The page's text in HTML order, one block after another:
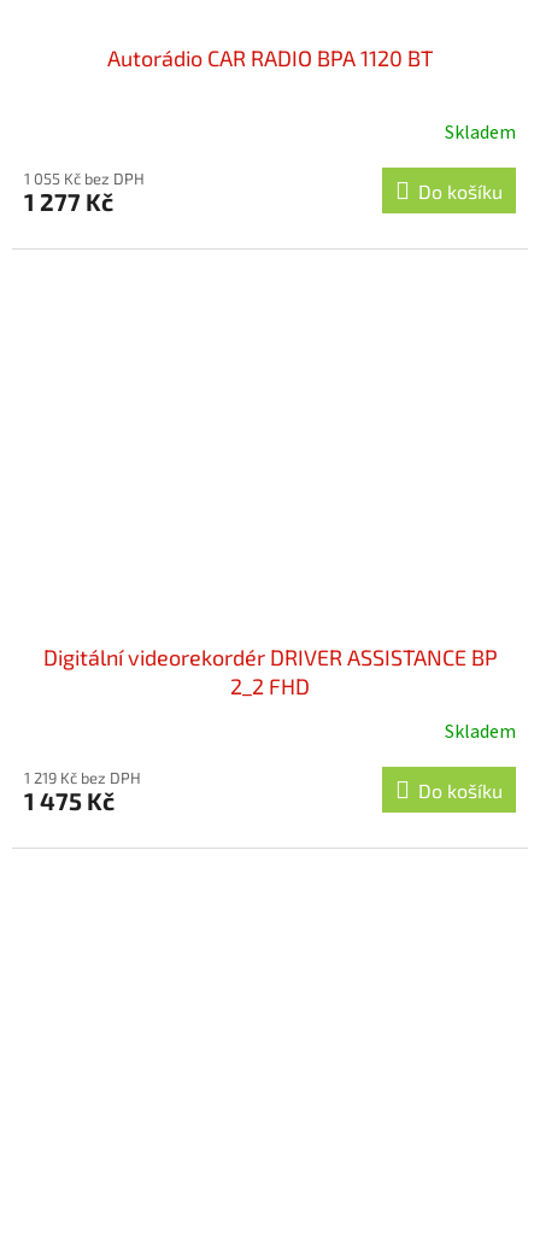
Autorádio CAR RADIO BPA 1120 BT
Skladem
1 055 Kč bez DPH
1 277 Kč Do košíku
Digitální videorekordér DRIVER ASSISTANCE BP
2_2 FHD
Skladem
1 219 Kč bez DPH
1 475 Kč Do košíku